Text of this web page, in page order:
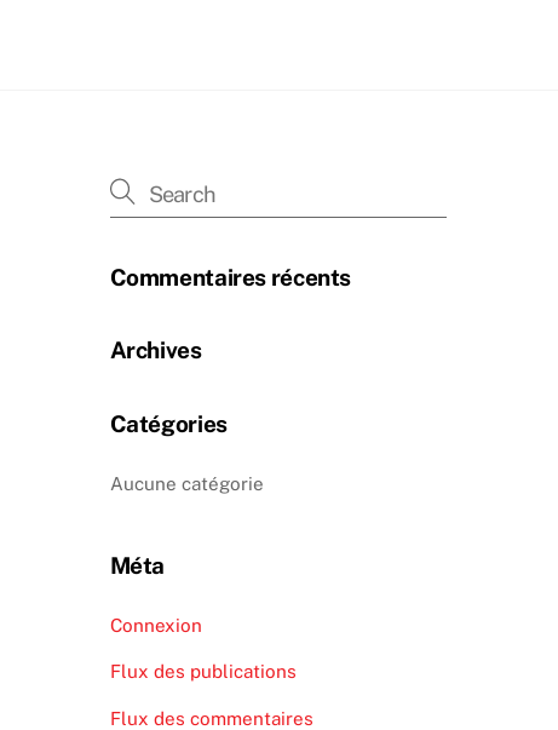
Commentaires récents
Archives
Catégories
Aucune catégorie
Méta
Connexion
Flux des publications
Flux des commentaires